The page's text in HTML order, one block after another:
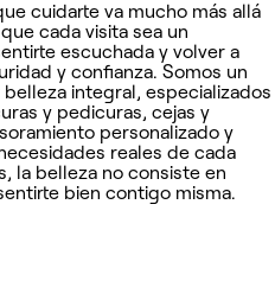
cuidarte va mucho más allá
cada visita sea un
escuchada y volver a
y confianza. Somos un
integral, especializados
y pedicuras, cejas y
personalizado y
reales de cada
la belleza no consiste en
bien contigo misma.